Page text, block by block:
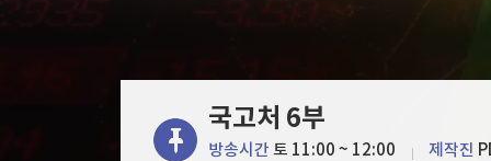
부동산/세무
[모집-3기-] 돈버는 트레이딩 투자 북클럽
투자분석
환율
국고처 6부
방송시간 토 11:00 ~ 12:00 제작진